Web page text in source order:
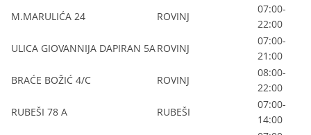
M.MARULIĆA 24
ROVINJ
07:00-
22:00
ULICA GIOVANNIJA DAPIRAN 5AROVINJ
07:00-
21:00
BRAĆE BOŽIĆ 4/C
ROVINJ
08:00-
22:00
RUBEŠI 78 A
RUBEŠI
07:00-
14:00